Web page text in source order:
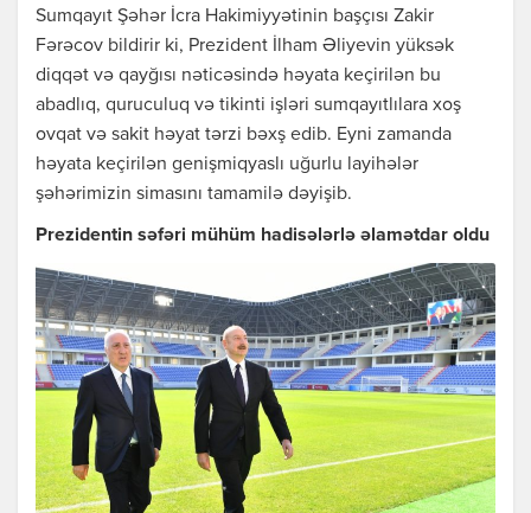
Sumqayıt Şəhər İcra Hakimiyyətinin başçısı Zakir
Fərəcov bildirir ki, Prezident İlham Əliyevin yüksək
diqqət və qayğısı nəticəsində həyata keçirilən bu
abadlıq, quruculuq və tikinti işləri sumqayıtlılara xoş
ovqat və sakit həyat tərzi bəxş edib. Eyni zamanda
həyata keçirilən genişmiqyaslı uğurlu layihələr
şəhərimizin simasını tamamilə dəyişib.
Prezidentin səfəri mühüm hadisələrlə əlamətdar oldu